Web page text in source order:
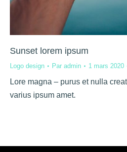
Sunset lorem ipsum
Logo design Par admin 1 mars 2020
Lore magna – purus et nulla
varius ipsum amet.